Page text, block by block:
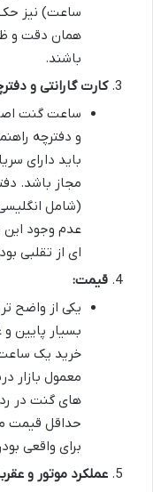
ساعت) نیز حک
همان دقت و
باشند.
کارت گارانتی و
ساعت گنت اصل
و دفترچه
باید دارای
مجاز باشد.
(شامل
عدم وجود این
ای از تقلبی
قیمت:
یکی از واضح
بسیار پایین
خرید یک ساعت
معمول بازار
های گنت در
حداقل قیمت
برای واقعی
عملکرد موتور و